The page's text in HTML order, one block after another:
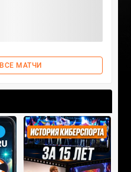
ВСЕ МАТЧИ